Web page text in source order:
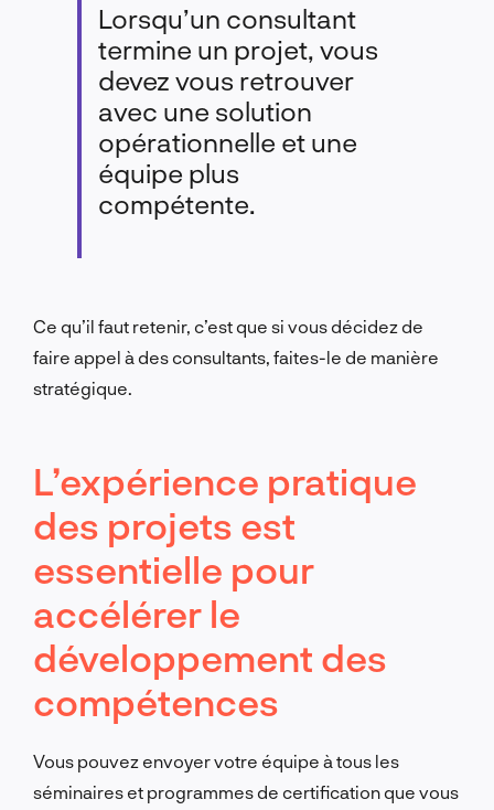
Lorsqu’un consultant
termine un projet, vous
devez vous retrouver
avec une solution
opérationnelle et une
équipe plus
compétente.
Ce qu’il faut retenir, c’est que si vous décidez de
faire appel à des consultants, faites-le de manière
stratégique.
L’expérience pratique
des projets est
essentielle pour
accélérer le
développement des
compétences
Vous pouvez envoyer votre équipe à tous les
séminaires et programmes de certification que vous